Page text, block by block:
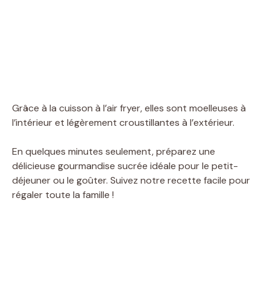
Grâce à la cuisson à l’air fryer, elles sont moelleuses à
l’intérieur et légèrement croustillantes à l’extérieur.
En quelques minutes seulement, préparez une
délicieuse gourmandise sucrée idéale pour le petit-
déjeuner ou le goûter. Suivez notre recette facile pour
régaler toute la famille !